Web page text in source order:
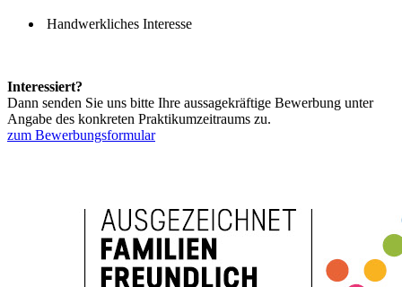
Handwerkliches Interesse
Interessiert?
Dann senden Sie uns bitte Ihre aussagekräftige Bewerbung unter
Angabe des konkreten Praktikumzeitraums zu.
zum Bewerbungsformular